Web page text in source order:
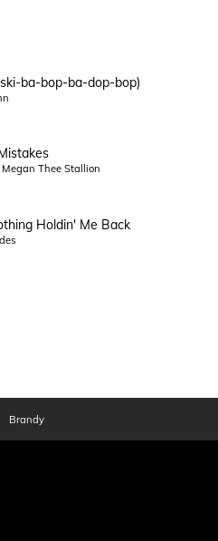
ba-bop-ba-dop-bop)
Thee Stallion
Holdin' Me Back
Brandy